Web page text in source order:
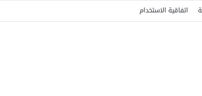
اتفاقية الاستخدام